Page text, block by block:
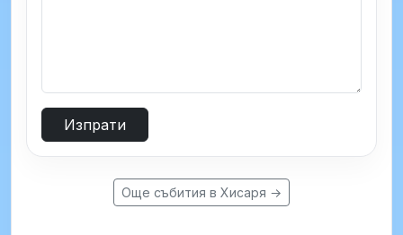
Изпрати
Още събития в Хисаря →